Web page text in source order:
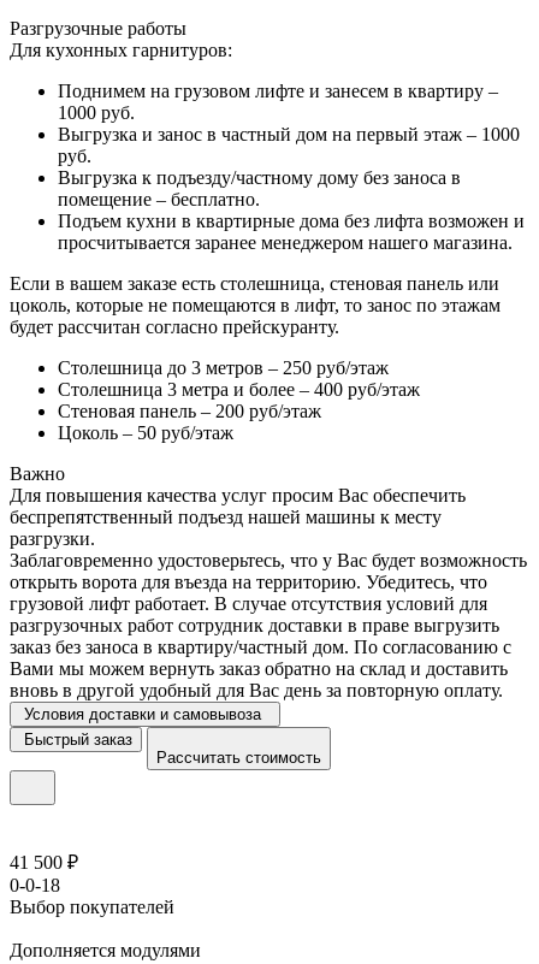
Разгрузочные работы
Для кухонных гарнитуров:
Поднимем на грузовом лифте и занесем в квартиру –
1000 руб.
Выгрузка и занос в частный дом на первый этаж – 1000
руб.
Выгрузка к подъезду/частному дому без заноса в
помещение – бесплатно.
Подъем кухни в квартирные дома без лифта возможен и
просчитывается заранее менеджером нашего магазина.
Если в вашем заказе есть столешница, стеновая панель или
цоколь, которые не помещаются в лифт, то занос по этажам
будет рассчитан согласно прейскуранту.
Столешница до 3 метров – 250 руб/этаж
Столешница 3 метра и более – 400 руб/этаж
Стеновая панель – 200 руб/этаж
Цоколь – 50 руб/этаж
Важно
Для повышения качества услуг просим Вас обеспечить
беспрепятственный подъезд нашей машины к месту
разгрузки.
Заблаговременно удостоверьтесь, что у Вас будет возможность
открыть ворота для въезда на территорию. Убедитесь, что
грузовой лифт работает. В случае отсутствия условий для
разгрузочных работ сотрудник доставки в праве выгрузить
заказ без заноса в квартиру/частный дом. По согласованию с
Вами мы можем вернуть заказ обратно на склад и доставить
вновь в другой удобный для Вас день за повторную оплату.
Условия доставки и самовывоза
Быстрый заказ
Рассчитать стоимость
41 500 ₽
0-0-18
Выбор покупателей
Дополняется модулями